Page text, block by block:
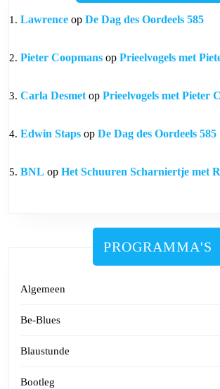
Lawrence op De Dag des Oordeels 585
Pieter Coopmans op Prieelvogels met
Carla Desmet op Prieelvogels met Pieter
Edwin Staps op De Dag des Oordeels 585
BNL op Het Schuuren Scharniertje met
PROGRAMMA'S
Algemeen
Be-Blues
Blaustunde
Bootleg